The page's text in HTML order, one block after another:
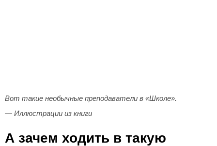
Вот такие необычные преподаватели в «Школе».
— Иллюстрации из книги
А зачем ходить в такую